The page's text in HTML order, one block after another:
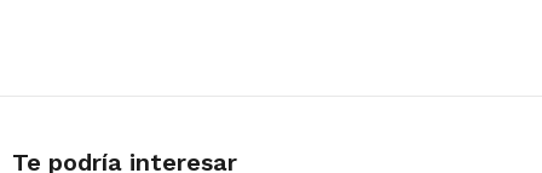
Te podría interesar